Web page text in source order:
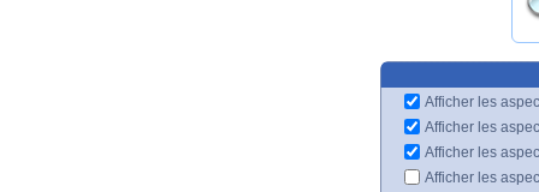
Afficher les
Afficher les
Afficher les
Afficher les